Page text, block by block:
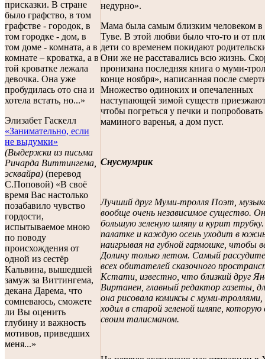
присказки. В стране
было графство, в том
графстве - городок, в
том городке - дом, в
том доме - комната, а в
комнате – кроватка, а в
той кроватке лежала
девочка. Она уже
пробудилась ото сна и
хотела встать, но...»
Элизабет Гаскелл
«Занимательно, если
не выдумки»
(Выдержки из письма
Ричарда Виттингема,
эсквайра) (перевод
С.Поповой) «В своё
время Вас настолько
позабавило чувство
гордости,
испытываемое мною
по поводу
происхождения от
одной из сестёр
Кальвина, вышедшей
замуж за Виттингема,
декана Дарема, что
сомневаюсь, сможете
ли Вы оценить
глубину и важность
мотивов, приведших
меня...»
недурно».
Мама была самым близким человеком
Туве. В этой любви было что-то и от
дети со временем покидают
Они же не расставались всю жизнь.
пронизана последняя книга о муми-
конце ноября», написанная после
Множество одиноких и опечаленных
наступающей зимой существ
чтобы погреться у печки и попробовать
маминого варенья, а дом пуст.
Снусмумрик
Лучший друг Муми-тролля Поэт,
вообще очень независимое существо.
большую зеленую шляпу и курит
палатке и каждую осень уходит в
наигрывая на губной гармошке, чтобы
Долину только летом. Самый
всех обитателей сказочного
Кстати, известно, что близкий друг
Виртанен, главный редактор газеты,
она рисовала комиксы с муми-
ходил в старой зеленой шляпе, которую
своим талисманом.